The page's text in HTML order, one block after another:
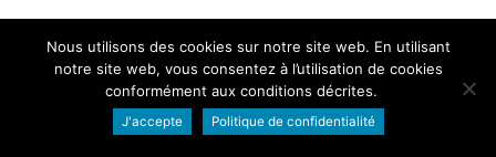
Nous utilisons des cookies sur notre site web. En utilisant
notre site web, vous consentez à l’utilisation de cookies
conformément aux conditions décrites.
J'accepte Politique de confidentialité